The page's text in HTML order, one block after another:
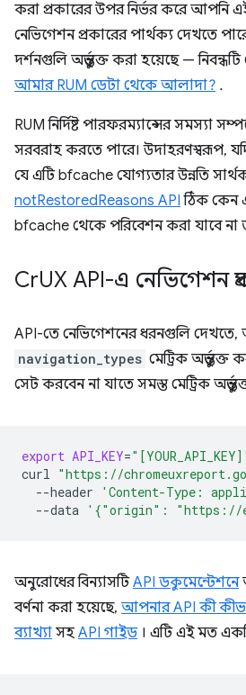
করা প্রকারের উপর নির্ভর করে আপনি
নেভিগেশন প্রকারের পার্থক্য দেখতে
দর্শনগুলি অন্তর্ভুক্ত করা হয়েছে —
আমার RUM ডেটা থেকে আলাদা? .
RUM নির্দিষ্ট পারফরম্যান্সের সমস্যা
সরবরাহ করতে পারে। উদাহরণস্বরূপ,
যে এটি bfcache যোগ্যতার উন্নতি
notRestoredReasons API ঠিক কেন
bfcache থেকে পরিবেশন করা যাবে না
CrUX API-এ নেভিগেশন
API-তে নেভিগেশনের ধরনগুলি দেখতে,
navigation_types মেট্রিক
সেট করবেন না যাতে সমস্ত মেট্রিক
export API_KEY=
curl "https://
--header
'Content-Type:
--data '{"origin": "https://
অনুরোধের বিন্যাসটিAPI ডকুমেন্টেশনে
বর্ণনা করা হয়েছে, আপনার API কী
ব্যাখ্যা সহ API গাইড। এটি এই মত